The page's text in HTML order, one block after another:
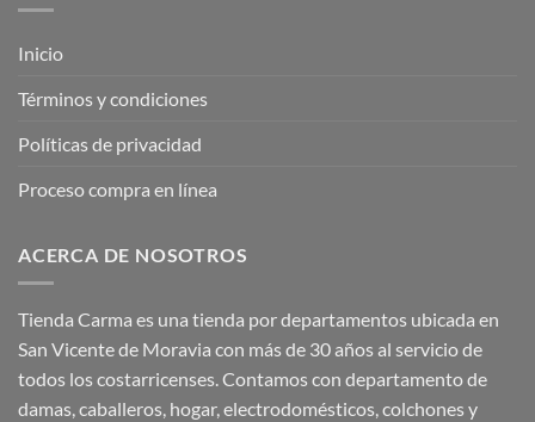
Inicio
Términos y condiciones
Políticas de privacidad
Proceso compra en línea
ACERCA DE NOSOTROS
Tienda Carma es una tienda por departamentos ubicada en
San Vicente de Moravia con más de 30 años al servicio de
todos los costarricenses. Contamos con departamento de
damas, caballeros, hogar, electrodomésticos, colchones y